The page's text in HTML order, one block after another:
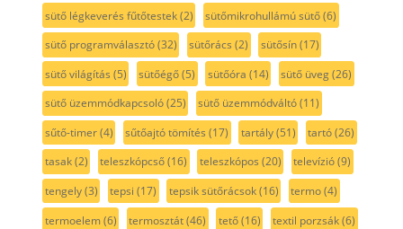
sütő légkeverés fűtőtestek(2) sütőmikrohullámú sütő(6)
sütő programválasztó(32) sütőrács (2) sütősín(17)
sütő világítás (5) sütőégő(5) sütőóra (14) sütő üveg(26)
sütő üzemmódkapcsoló(25) sütő üzemmódváltó(11)
sűtő-timer(4) sűtőajtó tömítés (17) tartály(51) tartó(26)
tasak(2) teleszkópcső(16) teleszkópos (20) televízió(9)
tengely(3) tepsi (17) tepsik sütőrácsok(16) termo(4)
termoelem(6) termosztát(46) tető(16) textil porzsák(6)